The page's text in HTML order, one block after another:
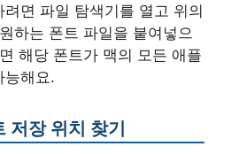
면 파일 탐색기를 열고 위의
하는 폰트 파일을 붙여넣으
해당 폰트가 맥의 모든 애플
능해요.
저장 위치 찾기